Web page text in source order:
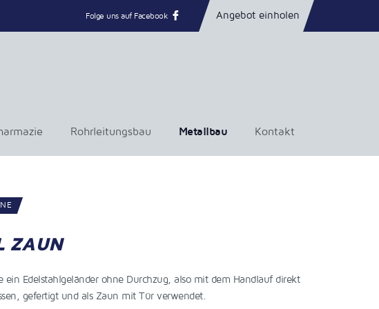
Folge uns auf Facebook Angebot einholen
Rohrleitungsbau Metallbau Kontakt
ZAUN
ein Edelstahlgeländer ohne Durchzug, also mit dem Handlauf direkt
gefertigt und als Zaun mit Tür verwendet.